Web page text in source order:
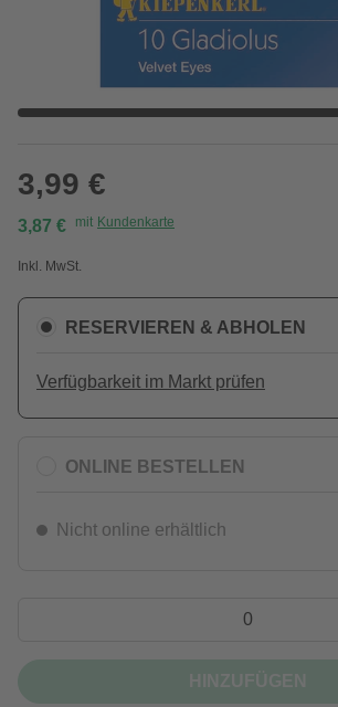
3,99 €
3,87 € mit Kundenkarte
Inkl. MwSt.
RESERVIEREN & ABHOLEN
Verfügbarkeit im Markt prüfen
ONLINE BESTELLEN
Nicht online erhältlich